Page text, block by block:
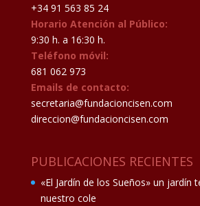
+34 91 563 85 24
Horario Atención al Público:
9:30 h. a 16:30 h.
Teléfono móvil:
681 062 973
Emails de contacto:
secretaria@fundacioncisen.com
direccion@fundacioncisen.com
PUBLICACIONES RECIENTES
«El Jardín de los Sueños» un jardín
nuestro cole